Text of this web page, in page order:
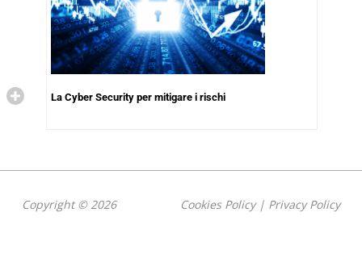
La Cyber Security per mitigare i rischi
Copyright © 2026 Cookies Policy| Privacy Policy